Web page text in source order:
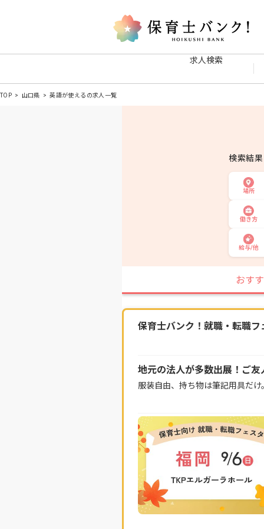
求人検索
TOP 山口県 英語が使えるの求人一覧
検索結
場所
働き方
給与/他
おす
保育士バンク！就職・転職フ
地元の法人が多数出展！ご
服装自由、持ち物は筆記用具だ